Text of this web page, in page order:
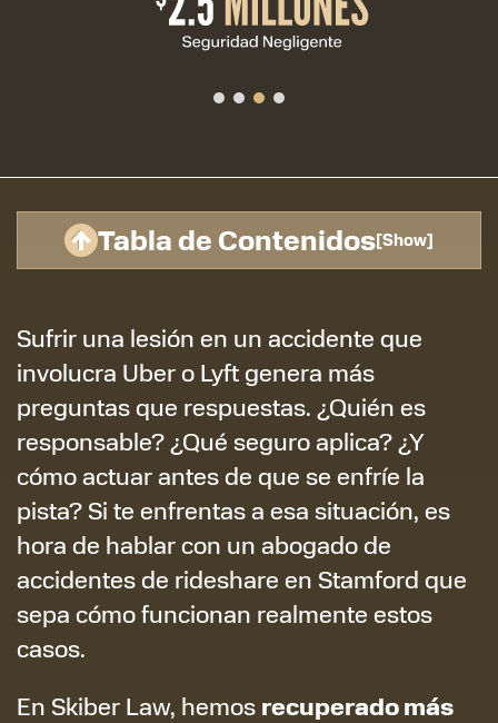
Tabla de Contenidos[Show]
Sufrir una lesión en un accidente que
involucra Uber o Lyft genera más
preguntas que respuestas. ¿Quién es
responsable? ¿Qué seguro aplica? ¿Y
cómo actuar antes de que se enfríe la
pista? Si te enfrentas a esa situación, es
hora de hablar con un abogado de
accidentes de rideshare en Stamford que
sepa cómo funcionan realmente estos
casos.
En Skiber Law, hemos recuperado más